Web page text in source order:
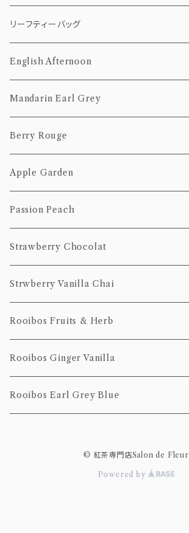
10個Pack
50g
100g
5個pack
10個Pack
リーフティー（茶葉）
50g
100g
ティーバッグ
5個pack
10個Pack
茶葉
50g
100g
リーフティーバッグ
10個pack
20個pack
English Afternoon
ティーバッグ
10個Pack
20個Pack
茶葉
50g
100g
Mandarin Earl Grey
ティーバッグ
10個Pack
20個Pack
茶葉
50g
100g
Berry Rouge
ティーバッグ
10個Pack
20個Pack
茶葉
50g
100g
Apple Garden
ティーバッグ
10個Pack
20個Pack
茶葉
50g
100g
Passion Peach
ティーバッグ
10個pack
20個pack
Strawberry Chocolat
ティーバッグ
10個pack
20個pack
Strwberry Vanilla Chai
ティーバッグ
10個Pack
20個Pack
Rooibos Fruits & Herb
ティーバッグ
10個Pack
茶葉
Rooibos Ginger Vanilla
ティーバッグ
Rooibos Earl Grey Blue
© 紅茶専門店Salon de Fleur
Powered by